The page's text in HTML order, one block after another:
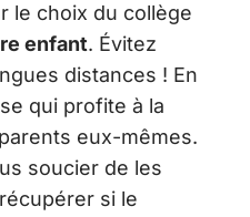
le choix du collège
enfant. Évitez
distances ! En
qui profite à la
eux-mêmes.
soucier de les
si le